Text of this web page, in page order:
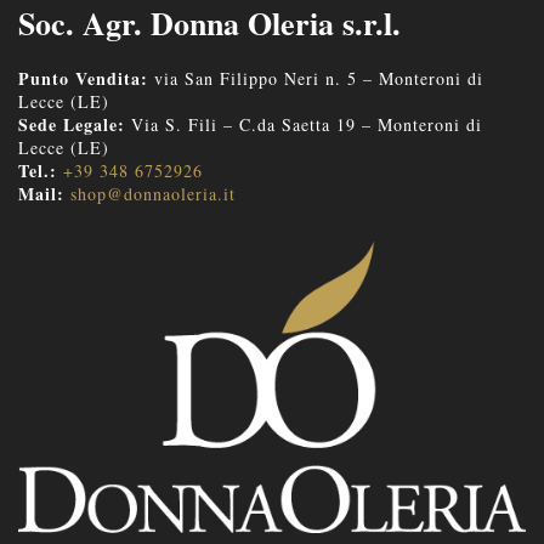
Soc. Agr. Donna Oleria s.r.l.
Punto Vendita: via San Filippo Neri n. 5 – Monteroni di
Lecce (LE)
Sede Legale: Via S. Fili – C.da Saetta 19 – Monteroni di
Lecce (LE)
Tel.: +39 348 6752926
Mail: shop@donnaoleria.it